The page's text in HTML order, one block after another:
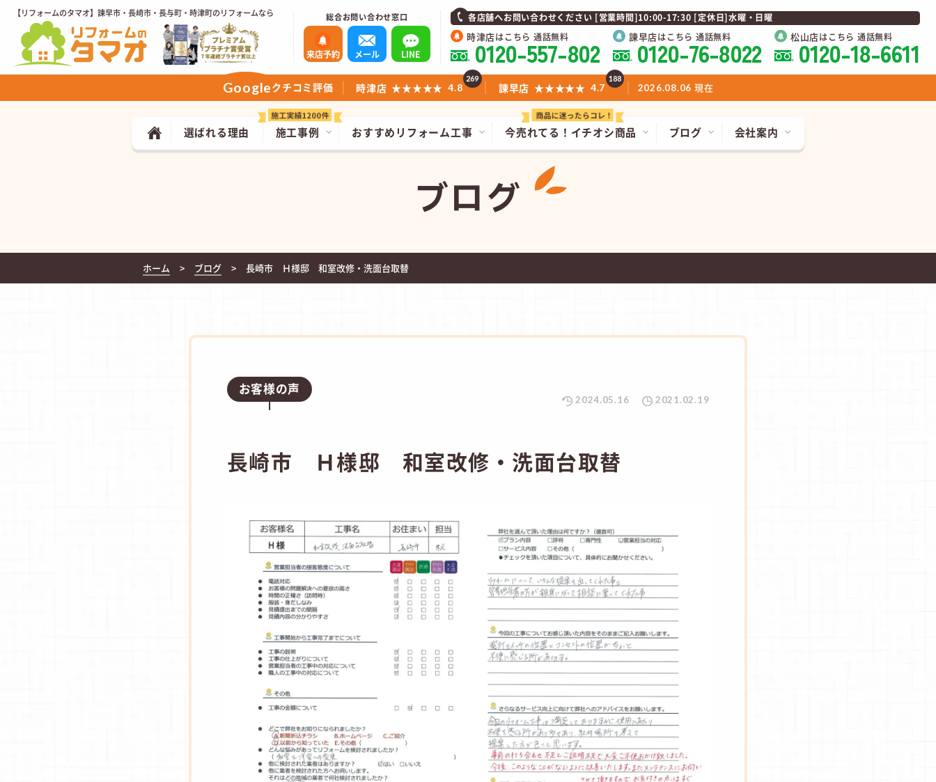
【リフォームのタマオ】諫早市・長崎市・長与町・時津町のリフォームなら 総合お問い合わせ窓口
来店予約 メール LINE
各店舗へお問い合わせください [営業時間]10:00-17:30 [定休日]水曜・日曜
時津店はこちら 通話無料
0120-557-802 諫早店はこちら 通話無料
0120-76-8022 松山店はこちら 通話無料
0120-18-6611
今売れてる！ イチオシ商品
施工事例 おすすめリフォーム工事
選ばれる理由 ブログ 会社案内
Googleクチコミ評価 時津店 ★★★★★ 4.8
269
諫早店 ★★★★★ 4.7
188
2026.08.06 現在
ブログ
ホーム ブログ 長崎市 Ｈ様邸 和室改修・洗面台取替
お客様の声
2024.05.16 2021.02.19
長崎市 Ｈ様邸 和室改修・洗面台取替